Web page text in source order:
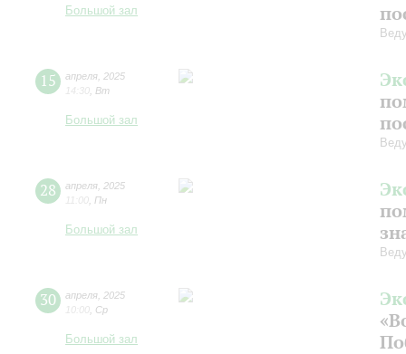
Большой зал
15 апреля 2025
14:30 Вт
Большой зал
28 апреля 2025
11:00 Пн
Большой зал
30 апреля 2025
10:00 Ср
Большой зал